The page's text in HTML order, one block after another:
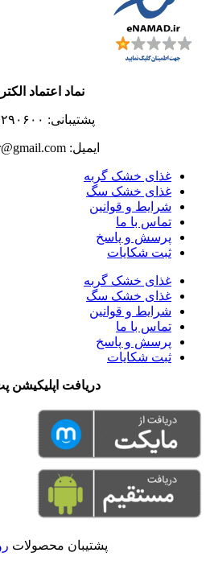
نماد اعتماد
پشتیبانی: ۰۹۱۰۸۲۹۰۶۰۰
ایمیل: petzip.ir@gmail.com
غذای خشک گربه
غذای خشک سگ
شرایط و قوانین
تماس با ما
پرسش و پاسخ
ثبت شکایات
غذای خشک گربه
غذای خشک سگ
شرایط و قوانین
تماس با ما
پرسش و پاسخ
ثبت شکایات
دریافت اپلیکیشن
پشتیبان محصولات